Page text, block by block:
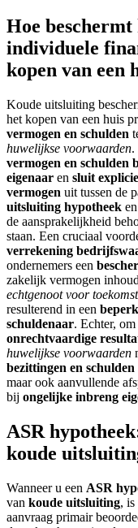
Hoe
individuele
kopen van een
Koude uitsluiting
het kopen van een huis
vermogen en schulden
huwelijkse voorwaarden.
vermogen en schulden
eigenaar en sluit
vermogen uit tussen de
uitsluiting hypotheek
de aansprakelijkheid
staan. Een cruciaal
verrekening
ondernemers een
zakelijk vermogen
echtgenoot voor
resulterend in een
schuldenaar. Echter,
onrechtvaardige
huwelijkse voorwaarden
bezittingen en
maar ook aanvullende
bij ongelijke inbreng
ASR
koude
Wanneer u een ASR
van koude uitsluiting, is
aanvraag primair